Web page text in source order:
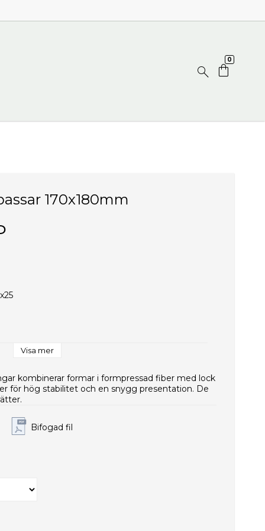
0
170x180mm
Visa mer
kombinerar formar i formpressad fiber med lock
för hög stabilitet och en snygg presentation. De
Bifogad fil